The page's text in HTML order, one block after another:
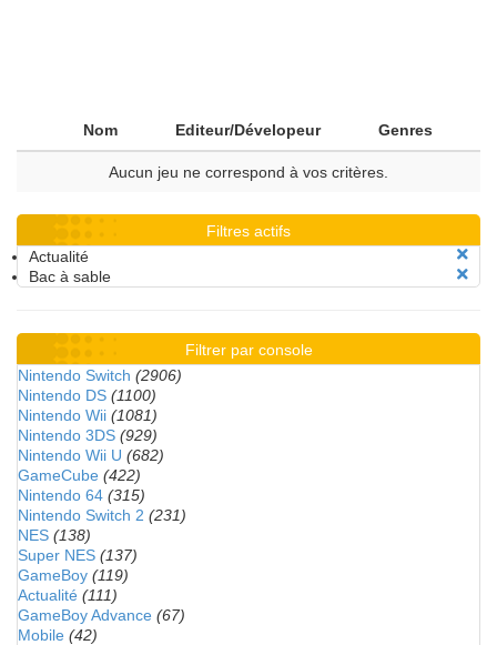
Nom Editeur/Dévelopeur Genres
Aucun jeu ne correspond à vos critères.
Filtres actifs
Actualité
Bac à sable
Filtrer par console
Nintendo Switch (2906)
Nintendo DS (1100)
Nintendo Wii (1081)
Nintendo 3DS (929)
Nintendo Wii U (682)
GameCube (422)
Nintendo 64 (315)
Nintendo Switch 2 (231)
NES (138)
Super NES (137)
GameBoy (119)
Actualité (111)
GameBoy Advance (67)
Mobile (42)